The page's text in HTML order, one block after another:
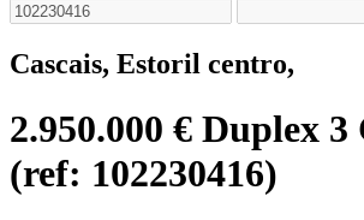
Cascais, Estoril centro,
2.950.000 € Duplex 3
(ref: 102230416)